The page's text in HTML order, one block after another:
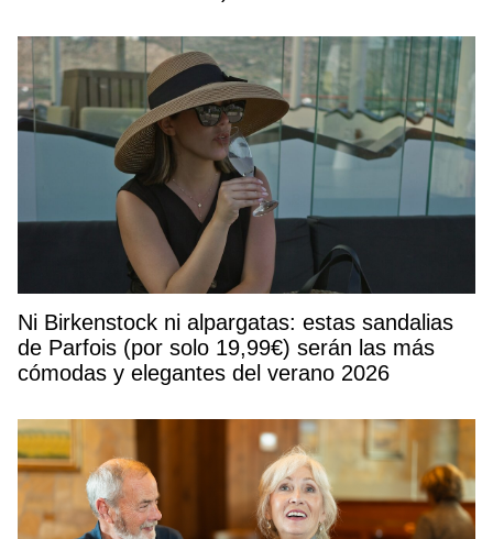
Ni Birkenstock ni alpargatas: estas sandalias
de Parfois (por solo 19,99€) serán las más
cómodas y elegantes del verano 2026